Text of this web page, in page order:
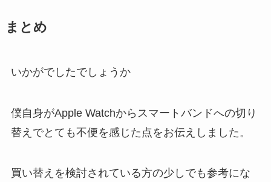
まとめ
いかがでしたでしょうか
僕自身がApple Watchからスマートバンドへの切り
替えでとても不便を感じた点をお伝えしました。
買い替えを検討されている方の少しでも参考にな